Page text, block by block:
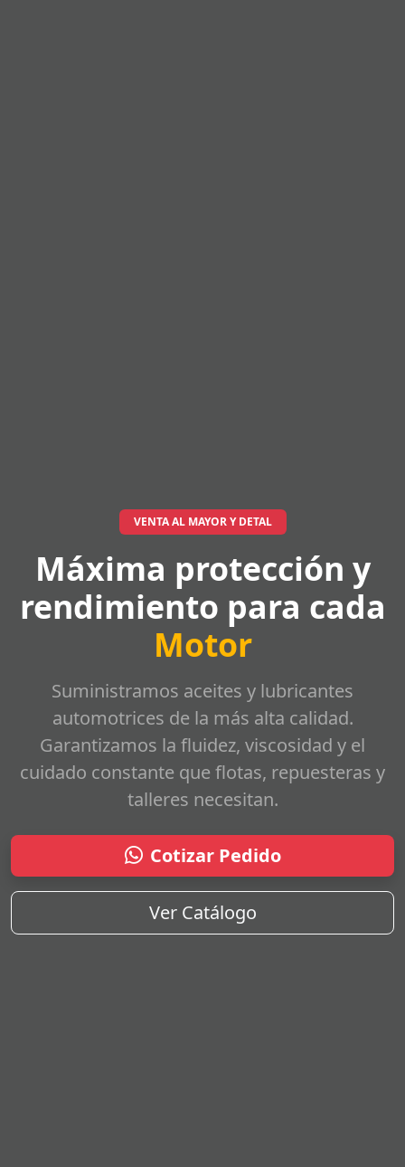
VENTA AL MAYOR Y DETAL
Máxima protección y
rendimiento para cada
Motor
Suministramos aceites y lubricantes
automotrices de la más alta calidad.
Garantizamos la fluidez, viscosidad y el
cuidado constante que flotas, repuesteras y
talleres necesitan.
Cotizar Pedido
Ver Catálogo